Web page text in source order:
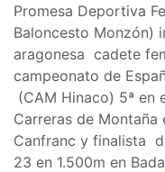
Promesa Deportiva
Baloncesto Monzón)
aragonesa cadete
campeonato de
(CAM Hinaco) 5ª en
Carreras de
Canfranc y finalista
23 en 1.500m en